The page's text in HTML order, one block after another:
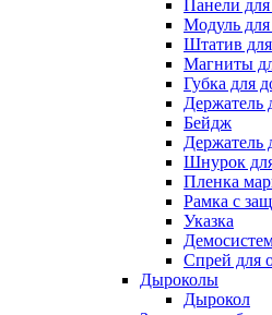
Панели
Модуль
Штатив
Магниты
Губка для
Держатель
Бейдж
Держатель
Шнурок
Пленка
Рамка с
Указка
Спрей для
Дыроколы
Дырокол